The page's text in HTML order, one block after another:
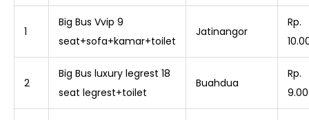
1
Big Bus Vvip 9
seat+sofa+kamar+toilet
Jatinangor
Rp.
2
Big Bus luxury legrest 18
seat legrest+toilet
Buahdua
Rp.